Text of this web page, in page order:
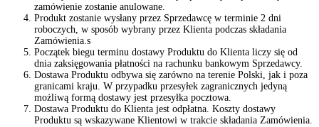
zamówienie zostanie anulowane.
Produkt zostanie wysłany przez Sprzedawcę w terminie 2 dni
roboczych, w sposób wybrany przez Klienta podczas składania
Zamówienia.s
Początek biegu terminu dostawy Produktu do Klienta liczy się od
dnia zaksięgowania płatności na rachunku bankowym Sprzedawcy.
Dostawa Produktu odbywa się zarówno na terenie Polski, jak i poza
granicami kraju. W przypadku przesyłek zagranicznych jedyną
możliwą formą dostawy jest przesyłka pocztowa.
Dostawa Produktu do Klienta jest odpłatna. Koszty dostawy
Produktu są wskazywane Klientowi w trakcie składania Zamówienia.